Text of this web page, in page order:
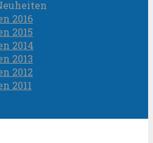
2016
2015
2014
2013
2012
2011